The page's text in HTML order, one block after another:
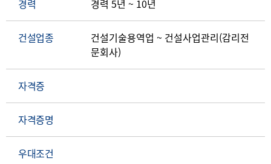
경력 경력 5년 ~ 10년
건설업종
건설기술용역업 ~ 건설사업관리(감리전
문회사)
자격증
자격증명
우대조건